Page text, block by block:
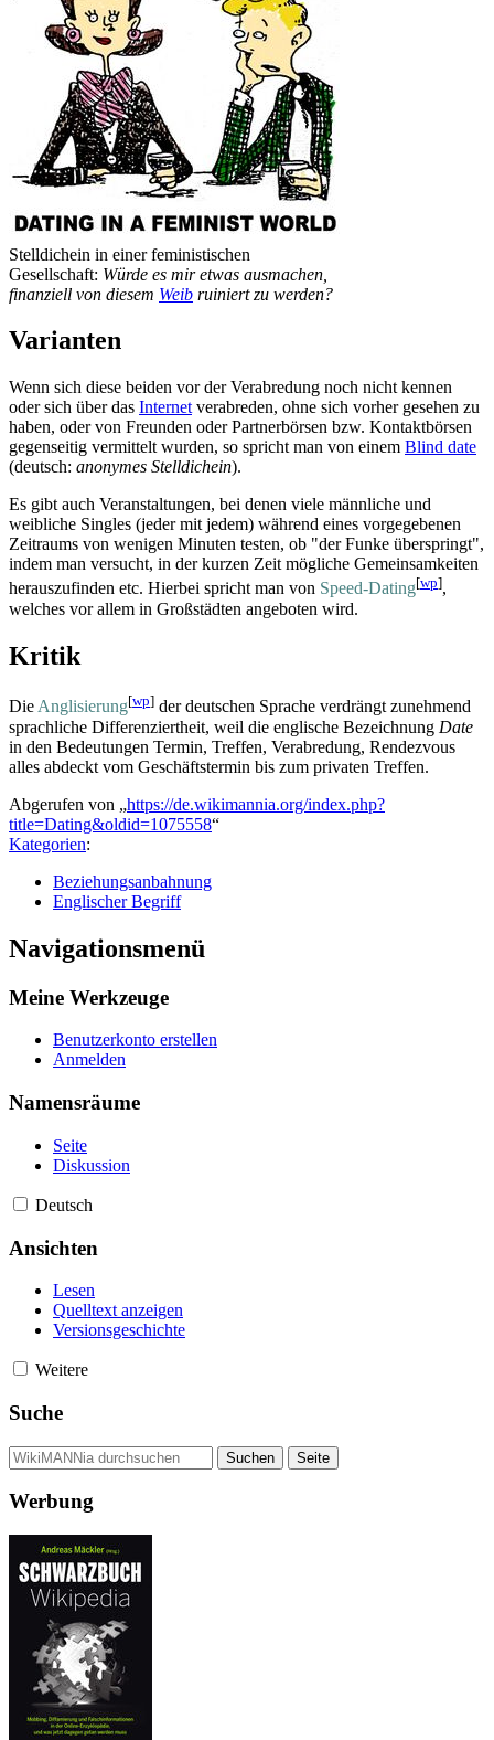
Stelldichein in einer feministischen
Gesellschaft: Würde es mir etwas ausmachen,
finanziell von diesem Weib ruiniert zu werden?
Varianten
Wenn sich diese beiden vor der Verabredung noch nicht kennen
oder sich über das Internet verabreden, ohne sich vorher gesehen zu
haben, oder von Freunden oder Partnerbörsen bzw. Kontaktbörsen
gegenseitig vermittelt wurden, so spricht man von einem Blind date
(deutsch: anonymes Stelldichein).
Es gibt auch Veranstaltungen, bei denen viele männliche und
weibliche Singles (jeder mit jedem) während eines vorgegebenen
Zeitraums von wenigen Minuten testen, ob "der Funke überspringt",
indem man versucht, in der kurzen Zeit mögliche Gemeinsamkeiten
herauszufinden etc. Hierbei spricht man von Speed-Dating[wp],
welches vor allem in Großstädten angeboten wird.
Kritik
DieAnglisierung[wp] der deutschen Sprache verdrängt zunehmend
sprachliche Differenziertheit, weil die englische Bezeichnung Date
in den Bedeutungen Termin, Treffen, Verabredung, Rendezvous
alles abdeckt vom Geschäftstermin bis zum privaten Treffen.
Abgerufen von „https://de.wikimannia.org/index.php?
title=Dating&oldid=1075558“
Kategorien:
Beziehungsanbahnung
Englischer Begriff
Navigationsmenü
Meine Werkzeuge
Benutzerkonto erstellen
Anmelden
Namensräume
Seite
Diskussion
Deutsch
Ansichten
Lesen
Quelltext anzeigen
Versionsgeschichte
Weitere
Suche
Werbung